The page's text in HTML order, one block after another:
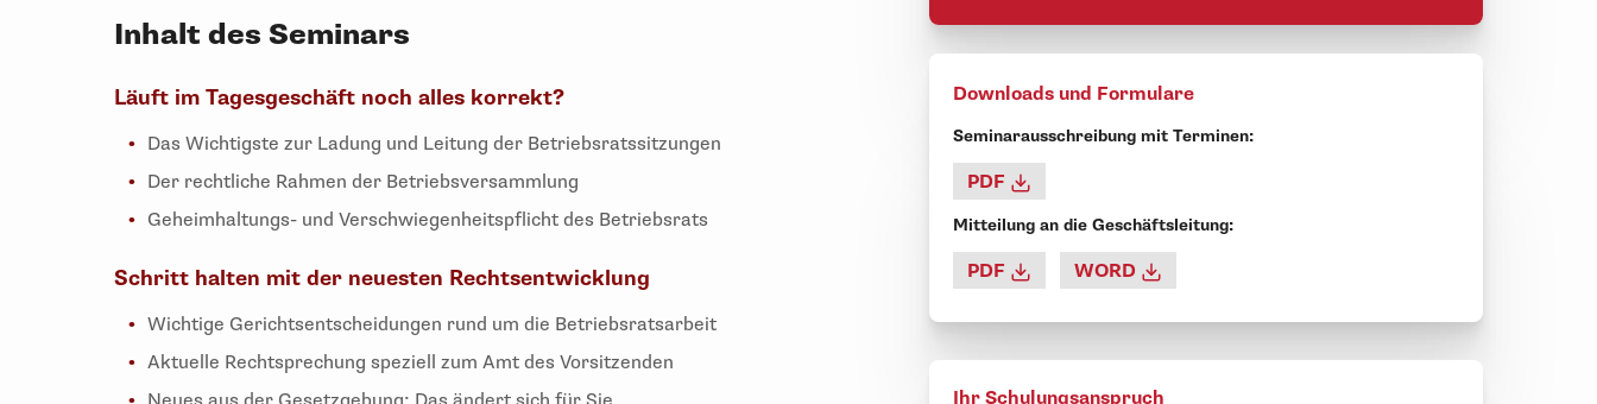
Downloads und Formulare
Seminarausschreibung mit Terminen:
PDF
Mitteilung an die Geschäftsleitung:
PDF WORD
Ihr Schulungsanspruch
Inhalt des Seminars
Läuft im Tagesgeschäft noch alles korrekt?
Das Wichtigste zur Ladung und Leitung der Betriebsratssitzungen
Der rechtliche Rahmen der Betriebsversammlung
Geheimhaltungs- und Verschwiegenheitspflicht des Betriebsrats
Schritt halten mit der neuesten Rechtsentwicklung
Wichtige Gerichtsentscheidungen rund um die Betriebsratsarbeit
Aktuelle Rechtsprechung speziell zum Amt des Vorsitzenden